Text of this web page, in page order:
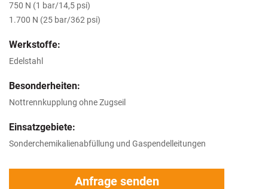
750 N (1 bar/14,5 psi)
1.700 N (25 bar/362 psi)
Werkstoffe:
Edelstahl
Besonderheiten:
Nottrennkupplung ohne Zugseil
Einsatzgebiete:
Sonderchemikalienabfüllung und Gaspendelleitungen
Anfrage senden